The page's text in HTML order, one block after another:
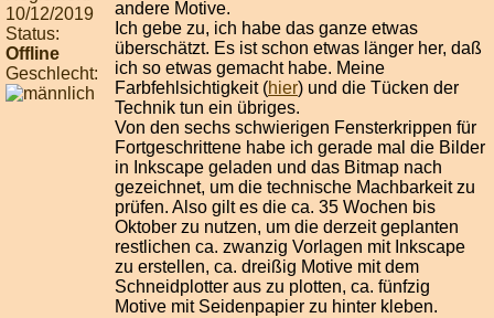
10/12/2019
Status:
Offline
Geschlecht:
andere Motive.
Ich gebe zu, ich habe das ganze etwas
überschätzt. Es ist schon etwas länger her, daß
ich so etwas gemacht habe. Meine
Farbfehlsichtigkeit (hier) und die Tücken der
Technik tun ein übriges.
Von den sechs schwierigen Fensterkrippen für
Fortgeschrittene habe ich gerade mal die Bilder
in Inkscape geladen und das Bitmap nach
gezeichnet, um die technische Machbarkeit zu
prüfen. Also gilt es die ca. 35 Wochen bis
Oktober zu nutzen, um die derzeit geplanten
restlichen ca. zwanzig Vorlagen mit Inkscape
zu erstellen, ca. dreißig Motive mit dem
Schneidplotter aus zu plotten, ca. fünfzig
Motive mit Seidenpapier zu hinter kleben.